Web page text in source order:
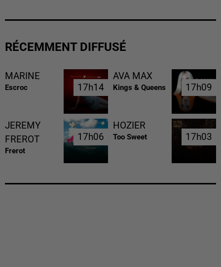
RÉCEMMENT DIFFUSÉ
MARINE
Escroc 17h14
17h14
AVA MAX
Kings & Queens 17h09
17h09
JEREMY
FREROT
Frerot
17h06
17h06
HOZIER
Too Sweet 17h03
17h03